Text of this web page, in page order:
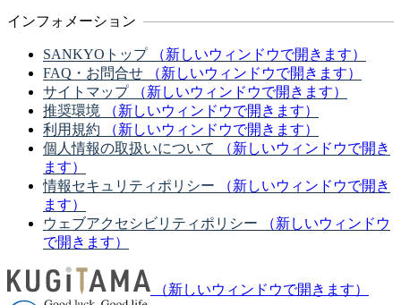
インフォメーション
SANKYOトップ
（新しいウィンドウで開きます）
FAQ・お問合せ
（新しいウィンドウで開きます）
サイトマップ
（新しいウィンドウで開きます）
推奨環境
（新しいウィンドウで開きます）
利用規約
（新しいウィンドウで開きます）
個人情報の取扱いについて
（新しいウィンドウで開き
ます）
情報セキュリティポリシー
（新しいウィンドウで開き
ます）
ウェブアクセシビリティポリシー
（新しいウィンドウ
で開きます）
（新しいウィンドウで開きます）